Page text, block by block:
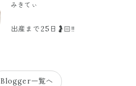
みきてぃ
出産まで25日🤰🏻‼️
Blogger一覧へ